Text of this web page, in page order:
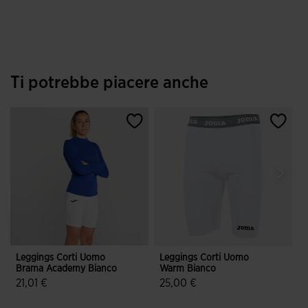
Ti potrebbe piacere anche
Leggings Corti Uomo
Brama Academy Bianco
21,01 €
Leggings Corti Uomo
Warm Bianco
25,00 €